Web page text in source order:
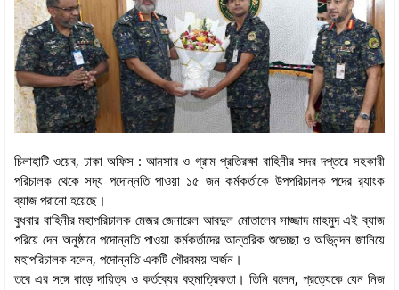
চিলাহাটি ওয়েব, ঢাকা অফিস : আনসার ও গ্রাম প্রতিরক্ষা বাহিনীর সদর দপ্তরে সহকারী
পরিচালক থেকে সদ্য পদোন্নতি পাওয়া ১৫ জন কর্মকর্তাকে উপপরিচালক পদের র‌্যাংক
ব্যাজ পরানো হয়েছে।
বুধবার বাহিনীর মহাপরিচালক মেজর জেনারেল আবদুল মোতালেব সাজ্জাদ মাহমুদ এই ব্যাজ
পরিয়ে দেন অনুষ্ঠানে পদোন্নতি পাওয়া কর্মকর্তাদের আন্তরিক শুভেচ্ছা ও অভিনন্দন জানিয়ে
মহাপরিচালক বলেন, পদোন্নতি একটি গৌরবময় অর্জন।
তবে এর সঙ্গে বাড়ে দায়িত্ব ও কর্তব্যের বহুমাত্রিকতা। তিনি বলেন, প্রত্যেকে যেন নিজ